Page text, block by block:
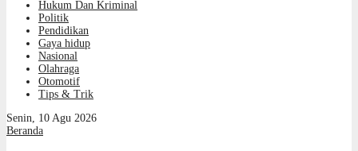
Hukum Dan Kriminal
Politik
Pendidikan
Gaya hidup
Nasional
Olahraga
Otomotif
Tips & Trik
Senin, 10 Agu 2026
Beranda